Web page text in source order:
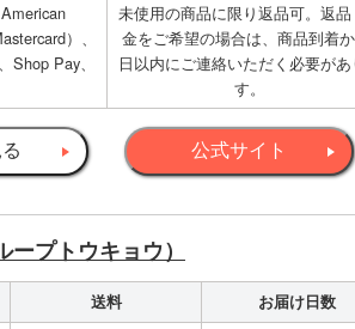
）、
Shop Pay、
未使用の商品に限り返品可。返品
金をご希望の場合は、商品到着
日以内にご連絡いただく必要があ
す。
公式サイト
プトウキョウ）
送料 お届け日数